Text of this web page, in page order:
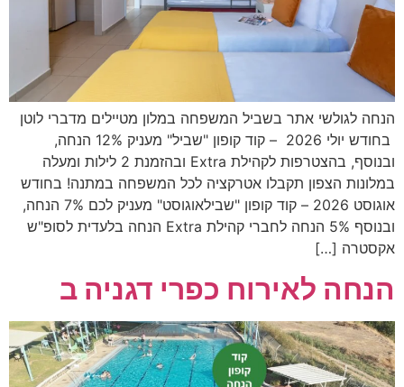
הנחה לגולשי אתר בשביל המשפחה במלון מטיילים מדברי לוטן
בחודש יולי 2026 – קוד קופון "שביל" מעניק 12% הנחה,
ובנוסף, בהצטרפות לקהילת Extra ובהזמנת 2 לילות ומעלה
במלונות הצפון תקבלו אטרקציה לכל המשפחה במתנה! בחודש
אוגוסט 2026 – קוד קופון "שבילאוגוסט" מעניק לכם 7% הנחה,
ובנוסף 5% הנחה לחברי קהילת Extra הנחה בלעדית לסופ"ש
אקסטרה […]
הנחה לאירוח כפרי דגניה ב